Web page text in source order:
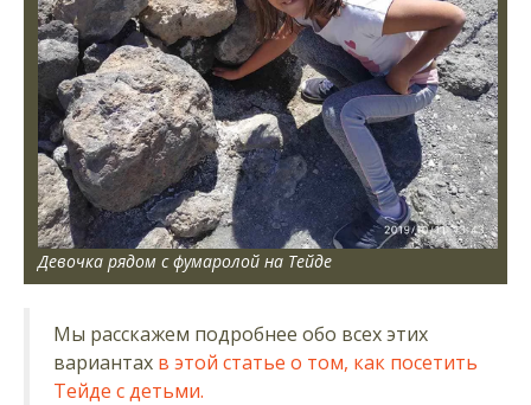
Девочка рядом с фумаролой на Тейде
Мы расскажем подробнее обо всех этих
вариантах в этой статье о том, как посетить
Тейде с детьми.